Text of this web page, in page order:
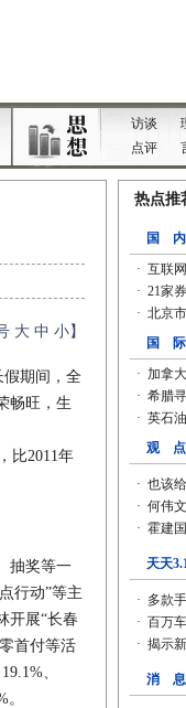
大 中 小】
期间，全
畅旺，生
比2011年
抽奖等一
行动”等主
开展“长春
首付等活
、